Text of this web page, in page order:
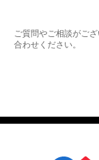
ご質問やご相談がご
合わせください。